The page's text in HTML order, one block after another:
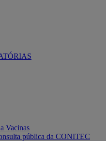
Vacinas
pública da CONITEC